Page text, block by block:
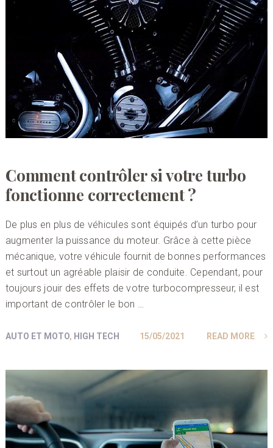
Comment contrôler si votre turbo
fonctionne correctement ?
De plus en plus de véhicules sont équipés d’un turbo pour
augmenter la puissance du moteur. Grâce à cette pièce
mécanique, votre véhicule fournit de bonnes performances
et surtout un agréable plaisir de conduite. Cependant, pour
toujours jouir des effets de votre turbocompresseur, il est
important de contrôler le bon …
AUTO ET MOTO, HIGH TECH 15/05/2021 READ MORE